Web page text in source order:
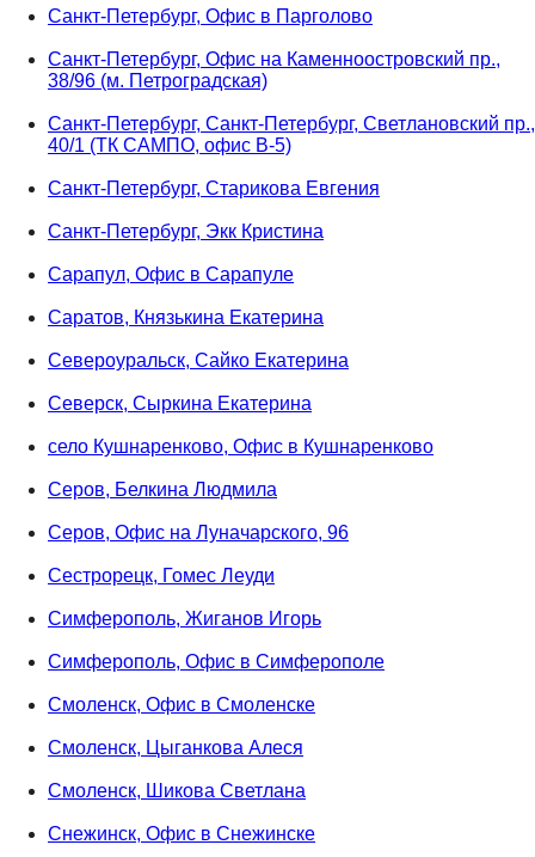
Санкт-Петербург, Офис в Парголово
Санкт-Петербург, Офис на Каменноостровский пр.,
38/96 (м. Петроградская)
Санкт-Петербург, Санкт-Петербург, Светлановский пр.,
40/1 (ТК САМПО, офис В-5)
Санкт-Петербург, Старикова Евгения
Санкт-Петербург, Экк Кристина
Сарапул, Офис в Сарапуле
Саратов, Князькина Екатерина
Североуральск, Сайко Екатерина
Северск, Сыркина Екатерина
село Кушнаренково, Офис в Кушнаренково
Серов, Белкина Людмила
Серов, Офис на Луначарского, 96
Сестрорецк, Гомес Леуди
Симферополь, Жиганов Игорь
Симферополь, Офис в Симферополе
Смоленск, Офис в Смоленске
Смоленск, Цыганкова Алеся
Смоленск, Шикова Светлана
Снежинск, Офис в Снежинске